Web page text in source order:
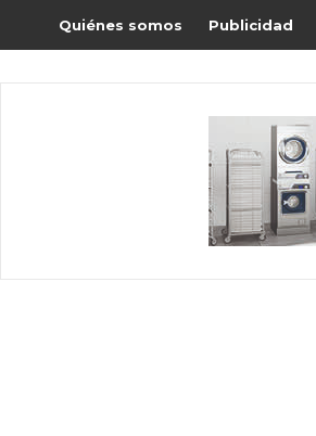
Quiénes somos Publicidad